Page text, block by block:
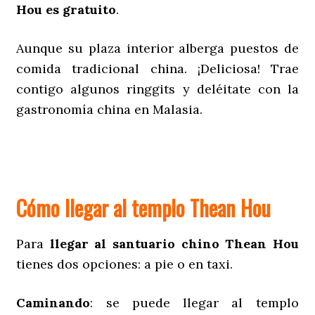
Hou es gratuito.
Aunque su plaza interior alberga puestos de
comida tradicional china. ¡Deliciosa! Trae
contigo algunos ringgits y deléitate con la
gastronomía china en Malasia.
Cómo llegar al templo Thean Hou
Para llegar al santuario chino Thean Hou
tienes dos opciones: a pie o en taxi.
Caminando: se puede llegar al templo